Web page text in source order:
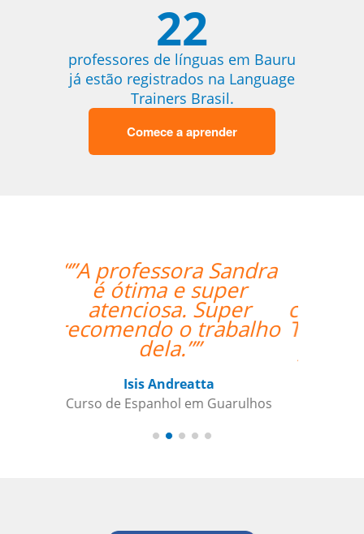
22
professores de línguas em Bauru
já estão registrados na Language
Trainers Brasil.
Comece a aprender
“”The lesson went
great! We will be
continuing the lessons.
Thank you so much for
your support and for
teacher for me. ””
Curso de Português em Belém